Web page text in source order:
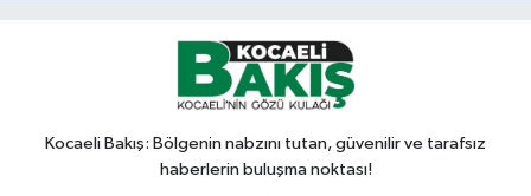
Kocaeli Bakış: Bölgenin nabzını tutan, güvenilir ve tarafsız
haberlerin buluşma noktası!